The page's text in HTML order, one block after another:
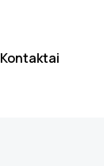
Kontaktai